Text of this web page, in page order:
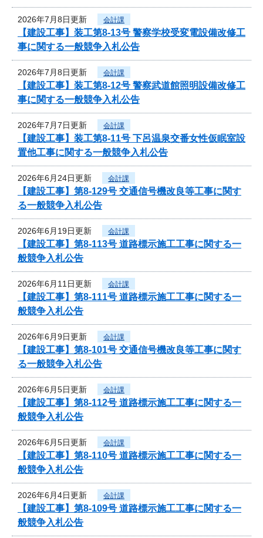
2026年7月8日更新 会計課
【建設工事】装工第8-13号 警察学校受変電設備改修工
事に関する一般競争入札公告
2026年7月8日更新 会計課
【建設工事】装工第8-12号 警察武道館照明設備改修工
事に関する一般競争入札公告
2026年7月7日更新 会計課
【建設工事】装工第8-11号 下呂温泉交番女性仮眠室設
置他工事に関する一般競争入札公告
2026年6月24日更新 会計課
【建設工事】第8-129号 交通信号機改良等工事に関す
る一般競争入札公告
2026年6月19日更新 会計課
【建設工事】第8-113号 道路標示施工工事に関する一
般競争入札公告
2026年6月11日更新 会計課
【建設工事】第8-111号 道路標示施工工事に関する一
般競争入札公告
2026年6月9日更新 会計課
【建設工事】第8-101号 交通信号機改良等工事に関す
る一般競争入札公告
2026年6月5日更新 会計課
【建設工事】第8-112号 道路標示施工工事に関する一
般競争入札公告
2026年6月5日更新 会計課
【建設工事】第8-110号 道路標示施工工事に関する一
般競争入札公告
2026年6月4日更新 会計課
【建設工事】第8-109号 道路標示施工工事に関する一
般競争入札公告